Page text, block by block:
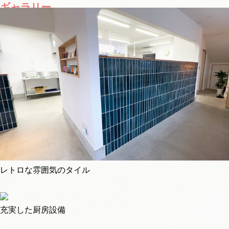
ギャラリー
レトロな雰囲気のタイル
充実した厨房設備